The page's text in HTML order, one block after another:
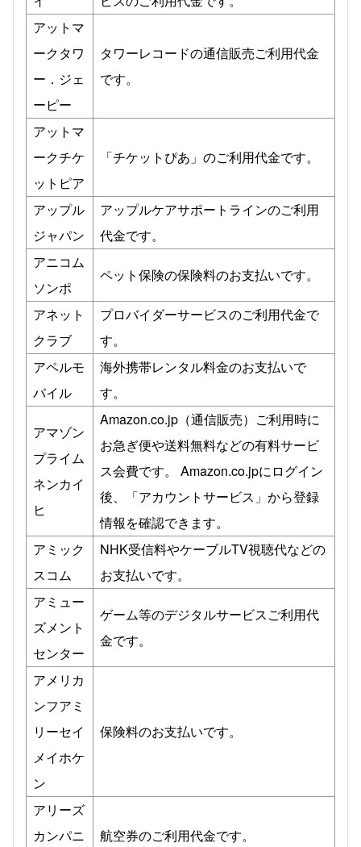
アットマ
ークタワ
ー．ジェ
ーピー
タワーレコードの通信販売ご利用代金
です。
アットマ
ークチケ
ットピア
「チケットぴあ」のご利用代金です。
アップル
ジャパン
アップルケアサポートラインのご利用
代金です。
アニコム
ソンポ
ペット保険の保険料のお支払いです。
アネット
クラブ
プロバイダーサービスのご利用代金で
す。
アペルモ
バイル
海外携帯レンタル料金のお支払いで
す。
アマゾン
プライム
ネンカイ
ヒ
Amazon.co.jp（通信販売）ご利用時に
お急ぎ便や送料無料などの有料サービ
ス会費です。 Amazon.co.jpにログイン
後、「アカウントサービス」から登録
情報を確認できます。
アミック
スコム
NHK受信料やケーブルTV視聴代などの
お支払いです。
アミュー
ズメント
センター
ゲーム等のデジタルサービスご利用代
金です。
アメリカ
ンフアミ
リーセイ
メイホケ
ン
保険料のお支払いです。
アリーズ
カンパニ
航空券のご利用代金です。